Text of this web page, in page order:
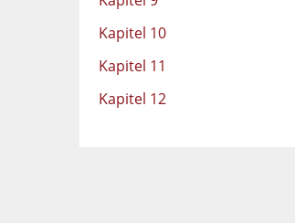
Kapitel 10
Kapitel 11
Kapitel 12